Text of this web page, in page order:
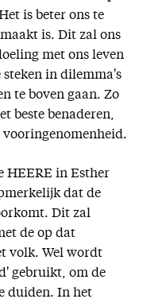
is beter ons te
is. Dit zal ons
met ons leven
in dilemma's
te boven gaan. Zo
beste benaderen,
vooringenomenheid.
HEERE in Esther
dat de
Dit zal
de op dat
volk. Wel wordt
gebruikt, om de
duiden. In het